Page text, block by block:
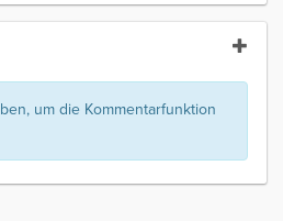
um die Kommentarfunktion